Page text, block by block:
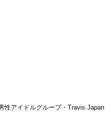
性アイドルグループ・Travis Japan